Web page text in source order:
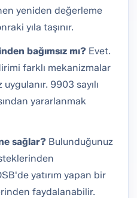
yeniden değerleme
yıla taşınır.
bağımsız mı? Evet.
farklı mekanizmalar
9903 sayılı
yararlanmak
sağlar? Bulunduğunuz
yatırım yapan bir
faydalanabilir.